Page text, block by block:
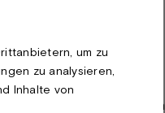
Kennzeichnung
Größen erhältlich
um zu
zu analysieren,
Inhalte von